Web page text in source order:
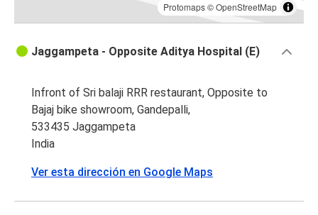
Protomaps©OpenStreetMap
Jaggampeta - Opposite Aditya Hospital (E)
Infront of Sri balaji RRR restaurant, Opposite to
Bajaj bike showroom, Gandepalli,
533435 Jaggampeta
India
Ver esta dirección en Google Maps